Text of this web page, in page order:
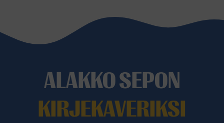
ALAKKO SEPON
KIRJEKAVERIKSI